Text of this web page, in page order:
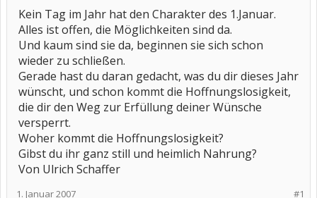
Kein Tag im Jahr hat den Charakter des 1.Januar.
Alles ist offen, die Möglichkeiten sind da.
Und kaum sind sie da, beginnen sie sich schon
wieder zu schließen.
Gerade hast du daran gedacht, was du dir dieses Jahr
wünscht, und schon kommt die Hoffnungslosigkeit,
die dir den Weg zur Erfüllung deiner Wünsche
versperrt.
Woher kommt die Hoffnungslosigkeit?
Gibst du ihr ganz still und heimlich Nahrung?
Von Ulrich Schaffer
#1
1. Januar 2007